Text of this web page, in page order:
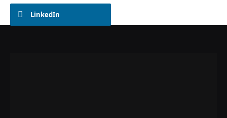
LinkedIn